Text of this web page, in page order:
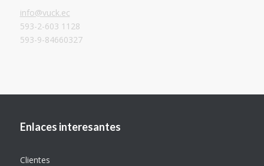
info@vuck.ec
593-2-603 1128
593-9-84660327
Enlaces interesantes
Clientes